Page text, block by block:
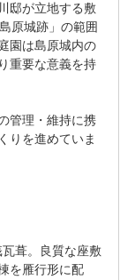
邸が立地する敷
原城跡」の範囲
園は島原城内の
重要な意義を持
管理・維持に携
りを進めていま
葺。良質な座敷
を雁行形に配